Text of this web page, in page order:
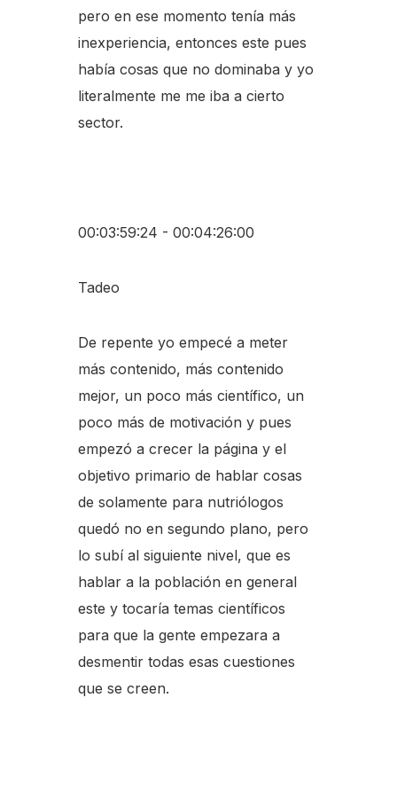
pero en ese momento tenía más
inexperiencia, entonces este pues
había cosas que no dominaba y yo
literalmente me me iba a cierto
sector.
00:03:59:24 - 00:04:26:00
Tadeo
De repente yo empecé a meter
más contenido, más contenido
mejor, un poco más científico, un
poco más de motivación y pues
empezó a crecer la página y el
objetivo primario de hablar cosas
de solamente para nutriólogos
quedó no en segundo plano, pero
lo subí al siguiente nivel, que es
hablar a la población en general
este y tocaría temas científicos
para que la gente empezara a
desmentir todas esas cuestiones
que se creen.